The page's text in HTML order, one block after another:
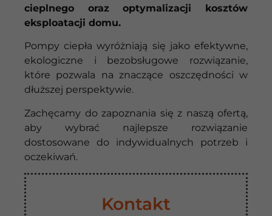
cieplnego oraz optymalizacji kosztów
eksploatacji domu.
Pompy ciepła wyróżniają się jako efektywne,
ekologiczne i bezobsługowe rozwiązanie,
które pozwala na znaczące oszczędności w
dłuższej perspektywie.
Zachęcamy do zapoznania się z naszą ofertą,
aby wybrać najlepsze rozwiązanie
dostosowane do indywidualnych potrzeb i
oczekiwań.
Kontakt